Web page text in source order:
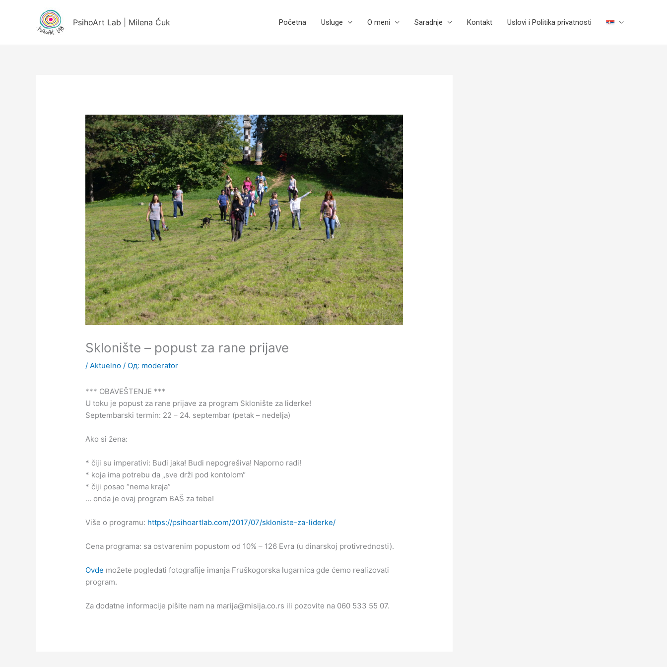
PsihoArt Lab | Milena Ćuk Početna Usluge O meni Saradnje Kontakt Uslovi i Politika privatnosti
Sklonište – popust za rane prijave
/ Aktuelno / Од: moderator
*** OBAVEŠTENJE ***
U toku je popust za rane prijave za program Sklonište za liderke!
Septembarski termin: 22 – 24. septembar (petak – nedelja)
Ako si žena:
* čiji su imperativi: Budi jaka! Budi nepogrešiva! Naporno radi!
* koja ima potrebu da „sve drži pod kontolom“
* čiji posao “nema kraja”
… onda je ovaj program BAŠ za tebe!
Više o programu: https://psihoartlab.com/2017/07/skloniste-za-liderke/
Cena programa: sa ostvarenim popustom od 10% – 126 Evra (u dinarskoj protivrednosti).
Ovde možete pogledati fotografije imanja Fruškogorska lugarnica gde ćemo realizovati
program.
Za dodatne informacije pišite nam na marija@misija.co.rs ili pozovite na 060 533 55 07.